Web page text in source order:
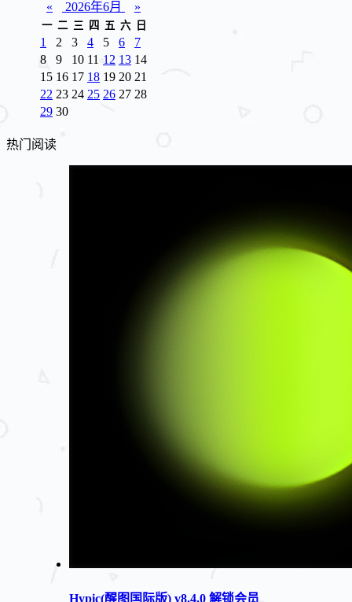
« 2026年6月 »
一 二 三 四 五 六 日
1 2 3 4 5 6
7
8
9 10 11 12 13 14
15 16 17 18 19 20 21
22 23 24 25 26 27 28
29 30
热门阅读
Hypic(醒图国际版) v8.4.0 解锁会员